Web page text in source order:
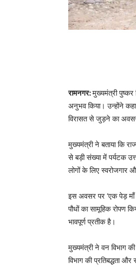
रामनगर:मुख्यमंत्री
अनुभव किया। उन्होंने
विरासत से जुड़ने का
मुख्यमंत्री ने बताया कि
से बड़ी संख्या में पर्यटक
लोगों के लिए स्वरोजगार
इस अवसर पर ‘एक पेड़ माँ
पौधों का सामूहिक रोपण
भावपूर्ण प्रतीक है।
मुख्यमंत्री ने वन विभाग
विभाग की प्रतिबद्धता